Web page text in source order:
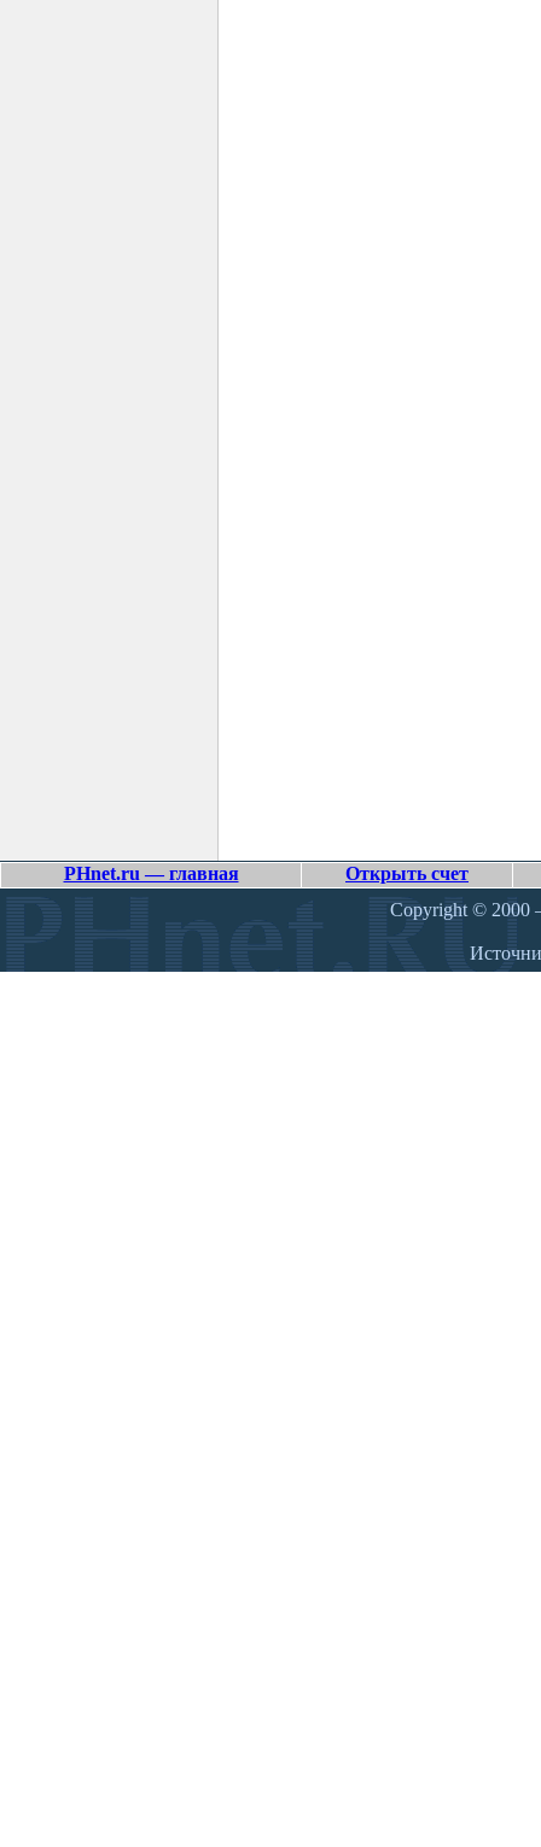
PHnet.ru — главная
Открыть счет
Copyright © 2000